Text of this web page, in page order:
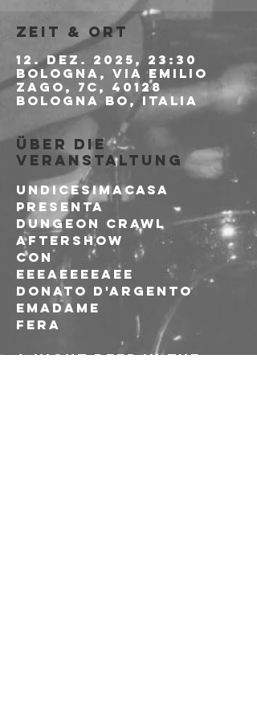
Zeit & Ort
12. Dez. 2025, 23:30
Bologna, Via Emilio
Zago, 7c, 40128
Bologna BO, Italia
Über die
Veranstaltung
undicesimacasa
presenta
DUNGEON CRAWL
aftershow
con
eeeaeeeeaee
donato d'argento
emadame
fera
a night deep in the